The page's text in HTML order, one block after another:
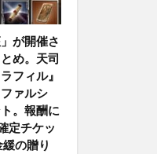
が開催さ
め。天司
フィル』
ァルシ
。報酬に
定チケッ
の贈り